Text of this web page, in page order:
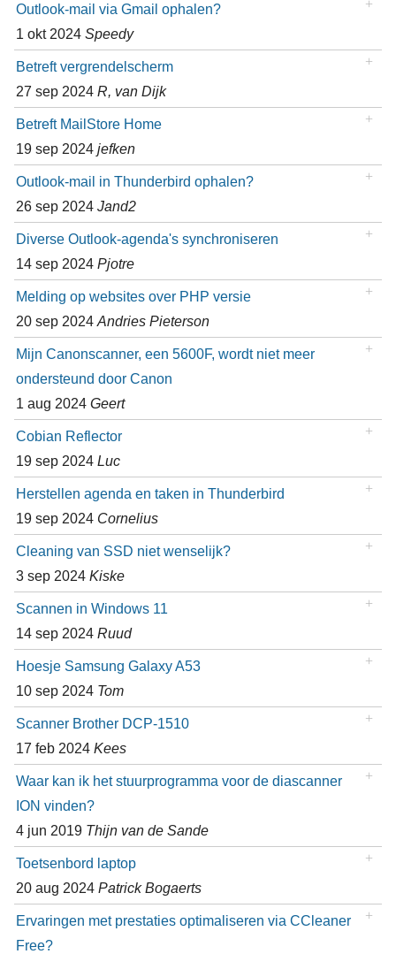
Outlook-mail via Gmail ophalen?
1 okt 2024 Speedy
Betreft vergrendelscherm
27 sep 2024 R, van Dijk
Betreft MailStore Home
19 sep 2024 jefken
Outlook-mail in Thunderbird ophalen?
26 sep 2024 Jand2
Diverse Outlook-agenda's synchroniseren
14 sep 2024 Pjotre
Melding op websites over PHP versie
20 sep 2024 Andries Pieterson
Mijn Canonscanner, een 5600F, wordt niet meer
ondersteund door Canon
1 aug 2024 Geert
Cobian Reflector
19 sep 2024 Luc
Herstellen agenda en taken in Thunderbird
19 sep 2024 Cornelius
Cleaning van SSD niet wenselijk?
3 sep 2024 Kiske
Scannen in Windows 11
14 sep 2024 Ruud
Hoesje Samsung Galaxy A53
10 sep 2024 Tom
Scanner Brother DCP-1510
17 feb 2024 Kees
Waar kan ik het stuurprogramma voor de diascanner
ION vinden?
4 jun 2019 Thijn van de Sande
Toetsenbord laptop
20 aug 2024 Patrick Bogaerts
Ervaringen met prestaties optimaliseren via CCleaner
Free?